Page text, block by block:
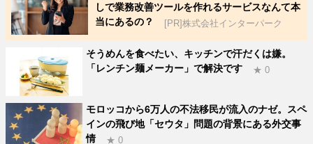
しで業務改善ツールを作れるサービスなんて本
当にあるの？
[PR]株式会社インターパーク
そうめんを食べたい、キッチンで汗だくは嫌。
「レンチン麺メーカー」で解決です
★ 0
モロッコから6万人の不法移民が流入のナゼ。スペ
インの飛び地「セウタ」問題の背景にある外交事
情
★ 0